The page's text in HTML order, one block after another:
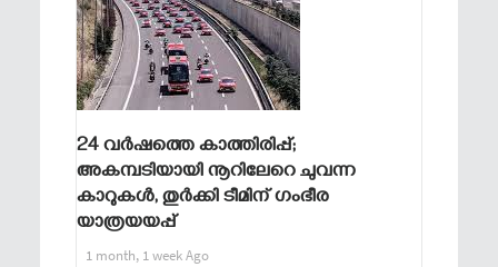
24 വർഷത്തെ കാത്തിരിപ്പ്;
അകമ്പടിയായി നൂറിലേറെ ചുവന്ന
കാറുകൾ, തുർക്കി ടീമിന് ഗംഭീര
യാത്രയയപ്പ്
1 month, 1 week Ago